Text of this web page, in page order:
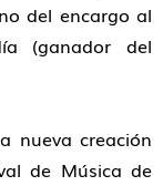
del encargo al
(ganador del
nueva creación
de Música de